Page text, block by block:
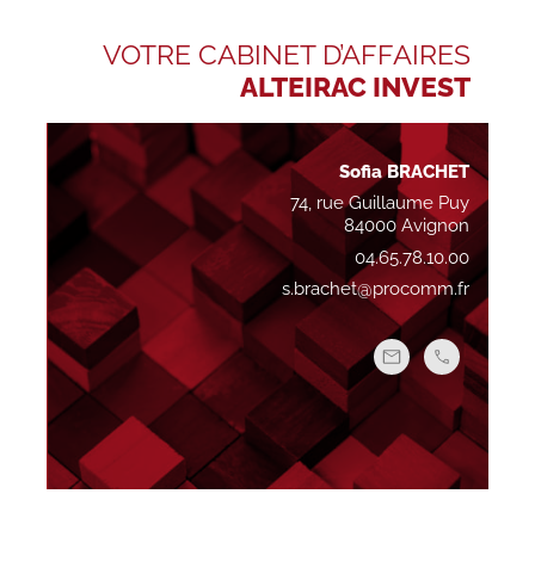
VOTRE CABINET D’AFFAIRES
ALTEIRAC INVEST
Sofia BRACHET
74, rue Guillaume Puy
84000 Avignon
04.65.78.10.00
s.brachet@procomm.fr